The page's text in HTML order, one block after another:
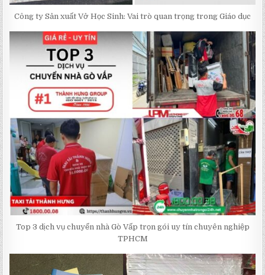
Công ty Sản xuất Vở Học Sinh: Vai trò quan trọng trong Giáo dục
Top 3 dịch vụ chuyển nhà Gò Vấp trọn gói uy tín chuyên nghiệp
TPHCM